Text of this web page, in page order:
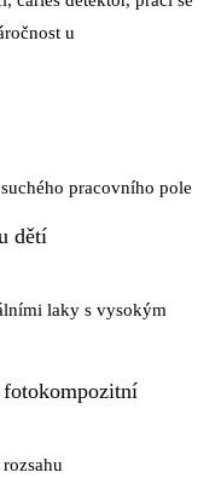
u
pracovního pole
dětí
laky s vysokým